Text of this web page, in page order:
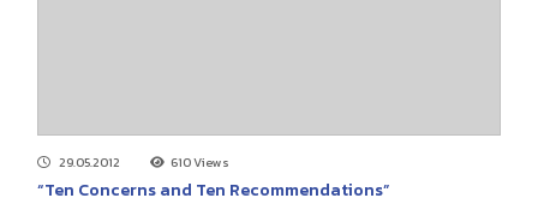
29.05.2012 610 Views
“Ten Concerns and Ten Recommendations”